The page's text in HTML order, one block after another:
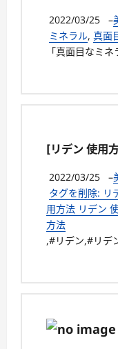
2022/03/25 –
ミネラル, 真面
「真面目なミ
[リデン 使用
2022/03/25 –
タグを削除: リ
用方法 リデン
方法
,#リデン,#リデ